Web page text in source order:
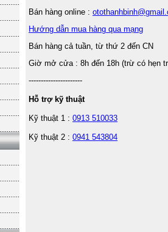
Bán hàng online :
Hướng dẫn mua hàng qua mạng
Bán hàng cả tuần, từ thứ 2 đến CN
Giờ mở cửa : 8h đến 18h (trừ có hẹn
----------------------
Hỗ trợ kỹ thuật
Kỹ thuật 1 : 0913 510033
Kỹ thuật 2 : 0941 543804